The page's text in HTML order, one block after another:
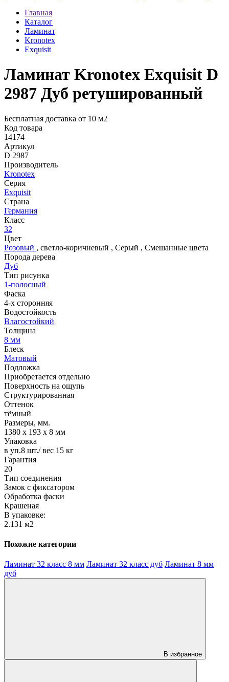
Главная
Каталог
Ламинат
Kronotex
Exquisit
Ламинат Kronotex Exquisit D
2987 Дуб ретушированный
Бесплатная доставка от 10 м2
Код товара
14174
Артикул
D 2987
Производитель
Kronotex
Серия
Exquisit
Страна
Германия
Класс
32
Цвет
Розовый , светло-коричневый , Серый , Смешанные цвета
Порода дерева
Дуб
Тип рисунка
1-полосный
Фаска
4-х сторонняя
Водостойкость
Влагостойкий
Толщина
8 мм
Блеск
Матовый
Подложка
Приобретается отдельно
Поверхность на ощупь
Структурированная
Оттенок
тёмный
Размеры, мм.
1380 х 193 х 8 мм
Упаковка
в уп.8 шт./ вес 15 кг
Гарантия
20
Тип соединения
Замок с фиксатором
Обработка фаски
Крашеная
В упаковке:
2.131 м2
Похожие категории
Ламинат 32 класс 8 мм Ламинат 32 класс дуб Ламинат 8 мм
дуб
В избранное